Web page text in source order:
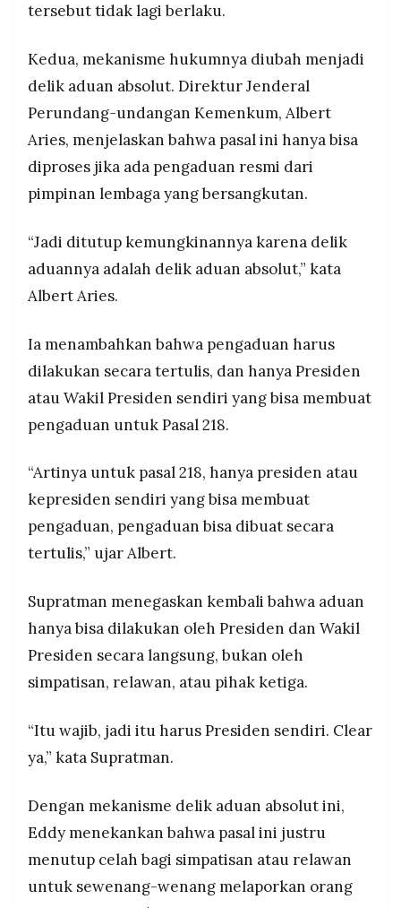
tersebut tidak lagi berlaku.
Kedua, mekanisme hukumnya diubah menjadi
delik aduan absolut. Direktur Jenderal
Perundang-undangan Kemenkum, Albert
Aries, menjelaskan bahwa pasal ini hanya bisa
diproses jika ada pengaduan resmi dari
pimpinan lembaga yang bersangkutan.
“Jadi ditutup kemungkinannya karena delik
aduannya adalah delik aduan absolut,” kata
Albert Aries.
Ia menambahkan bahwa pengaduan harus
dilakukan secara tertulis, dan hanya Presiden
atau Wakil Presiden sendiri yang bisa membuat
pengaduan untuk Pasal 218.
“Artinya untuk pasal 218, hanya presiden atau
kepresiden sendiri yang bisa membuat
pengaduan, pengaduan bisa dibuat secara
tertulis,” ujar Albert.
Supratman menegaskan kembali bahwa aduan
hanya bisa dilakukan oleh Presiden dan Wakil
Presiden secara langsung, bukan oleh
simpatisan, relawan, atau pihak ketiga.
“Itu wajib, jadi itu harus Presiden sendiri. Clear
ya,” kata Supratman.
Dengan mekanisme delik aduan absolut ini,
Eddy menekankan bahwa pasal ini justru
menutup celah bagi simpatisan atau relawan
untuk sewenang-wenang melaporkan orang